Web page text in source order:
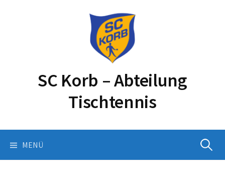
SC Korb – Abteilung
Tischtennis
MENÜ Suchen